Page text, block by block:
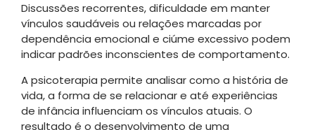
Discussões recorrentes, dificuldade em manter
vínculos saudáveis ou relações marcadas por
dependência emocional e ciúme excessivo podem
indicar padrões inconscientes de comportamento.
A psicoterapia permite analisar como a história de
vida, a forma de se relacionar e até experiências
de infância influenciam os vínculos atuais. O
resultado é o desenvolvimento de uma